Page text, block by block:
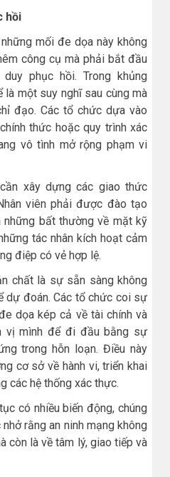
hồi
mối đe dọa này không
công cụ mà phải bắt đầu
phục hồi. Trong khủng
là một suy nghĩ sau cùng mà
đạo. Các tổ chức dựa vào
thức hoặc quy trình xác
vô tình mở rộng phạm vi
xây dựng các giao thức
viên phải được đào tạo
những bất thường về mặt kỹ
tác nhân kích hoạt cảm
điệp có vẻ hợp lệ.
chất là sự sẵn sàng không
dự đoán. Các tổ chức coi sự
dọa kép cả về tài chính và
vị mình để đi đầu bằng sự
trong hỗn loạn. Điều này
cơ sở về hành vi, triển khai
các hệ thống xác thực.
có nhiều biến động, chúng
rằng an ninh mạng không
còn là về tâm lý, giao tiếp và